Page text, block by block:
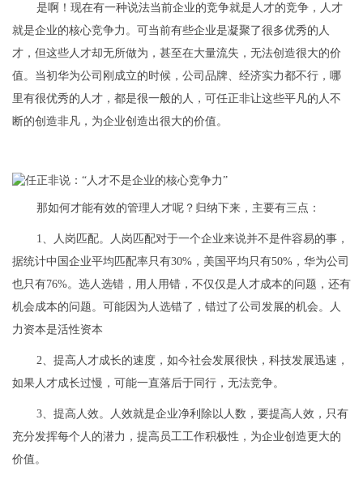
是啊！现在有一种说法当前企业的竞争就是人才的竞争，人才
就是企业的核心竞争力。可当前有些企业是凝聚了很多优秀的人
才，但这些人才却无所做为，甚至在大量流失，无法创造很大的价
值。当初华为公司刚成立的时候，公司品牌、经济实力都不行，哪
里有很优秀的人才，都是很一般的人，可任正非让这些平凡的人不
断的创造非凡，为企业创造出很大的价值。
那如何才能有效的管理人才呢？归纳下来，主要有三点：
1、人岗匹配。人岗匹配对于一个企业来说并不是件容易的事，
据统计中国企业平均匹配率只有30%，美国平均只有50%，华为公司
也只有76%。选人选错，用人用错，不仅仅是人才成本的问题，还有
机会成本的问题。可能因为人选错了，错过了公司发展的机会。人
力资本是活性资本
2、提高人才成长的速度，如今社会发展很快，科技发展迅速，
如果人才成长过慢，可能一直落后于同行，无法竞争。
3、提高人效。人效就是企业净利除以人数，要提高人效，只有
充分发挥每个人的潜力，提高员工工作积极性，为企业创造更大的
价值。